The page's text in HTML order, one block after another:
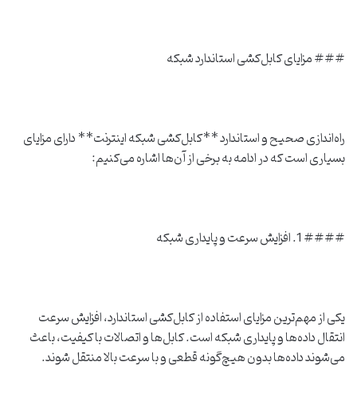
### مزایای کابل‌کشی استاندارد شبکه
راه‌اندازی صحیح و استاندارد **کابل‌کشی شبکه اینترنت** دارای مزایای
بسیاری است که در ادامه به برخی از آن‌ها اشاره می‌کنیم:
#### 1. افزایش سرعت و پایداری شبکه
یکی از مهم‌ترین مزایای استفاده از کابل‌کشی استاندارد، افزایش سرعت
انتقال داده‌ها و پایداری شبکه است. کابل‌ها و اتصالات با کیفیت، باعث
می‌شوند داده‌ها بدون هیچ‌گونه قطعی و با سرعت بالا منتقل شوند.